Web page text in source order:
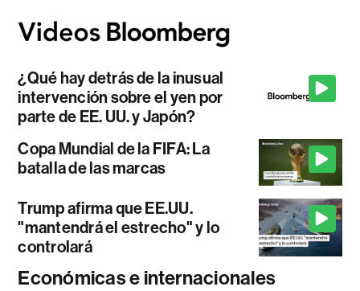
¿Qué hay detrás de la inusual
intervención sobre el yen por
parte de EE. UU. y Japón?
Copa Mundial de la FIFA: La
batalla de las marcas
Trump afirma que EE.UU.
"mantendrá el estrecho" y lo
controlará
Económicas e internacionales